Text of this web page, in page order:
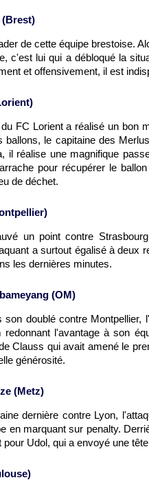
(Brest)
de cette équipe brestoise.
c'est lui qui a débloqué la
et offensivement, il est
FC Lorient a réalisé un bon
ballons, le capitaine des
il réalise une magnifique
pour récupérer le
de déchet.
un point contre
a surtout égalisé à deux
les dernières minutes.
(OM)
son doublé contre
redonnant l'avantage à son
Clauss qui avait amené le
générosité.
(Metz)
dernière contre Lyon,
en marquant sur penalty.
Udol, qui a envoyé une